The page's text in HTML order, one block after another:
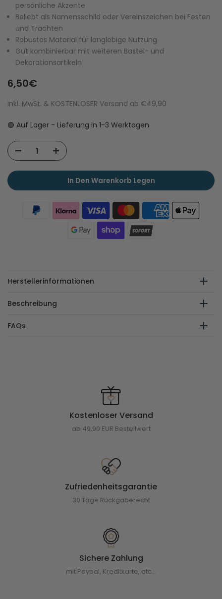
persönliche Akzente
Beliebt als Namensschild oder Vereinszeichen bei Festen
und Trachten
Robustes Material für langlebige Nutzung
Gut kombinierbar mit weiteren Bastel- und
Dekorationsartikeln
6,50€
inkl. MwSt. & KOSTENLOSER Versand ab €49,90
🟢 Auf Lager - Lieferung in 1-3 Werktagen
In Den Warenkorb Legen
Herstellerinformationen
Beschreibung
FAQs
Kostenloser Versand
ab 49,90 EUR Bestellwert
Zufriedenheitsgarantie
30 Tage Rückgaberecht
Sichere Zahlung
mit Paypal, Kreditkarte, etc...